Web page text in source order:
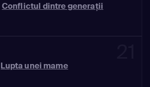
Conflictul dintre generaţii
Lupta unei mame